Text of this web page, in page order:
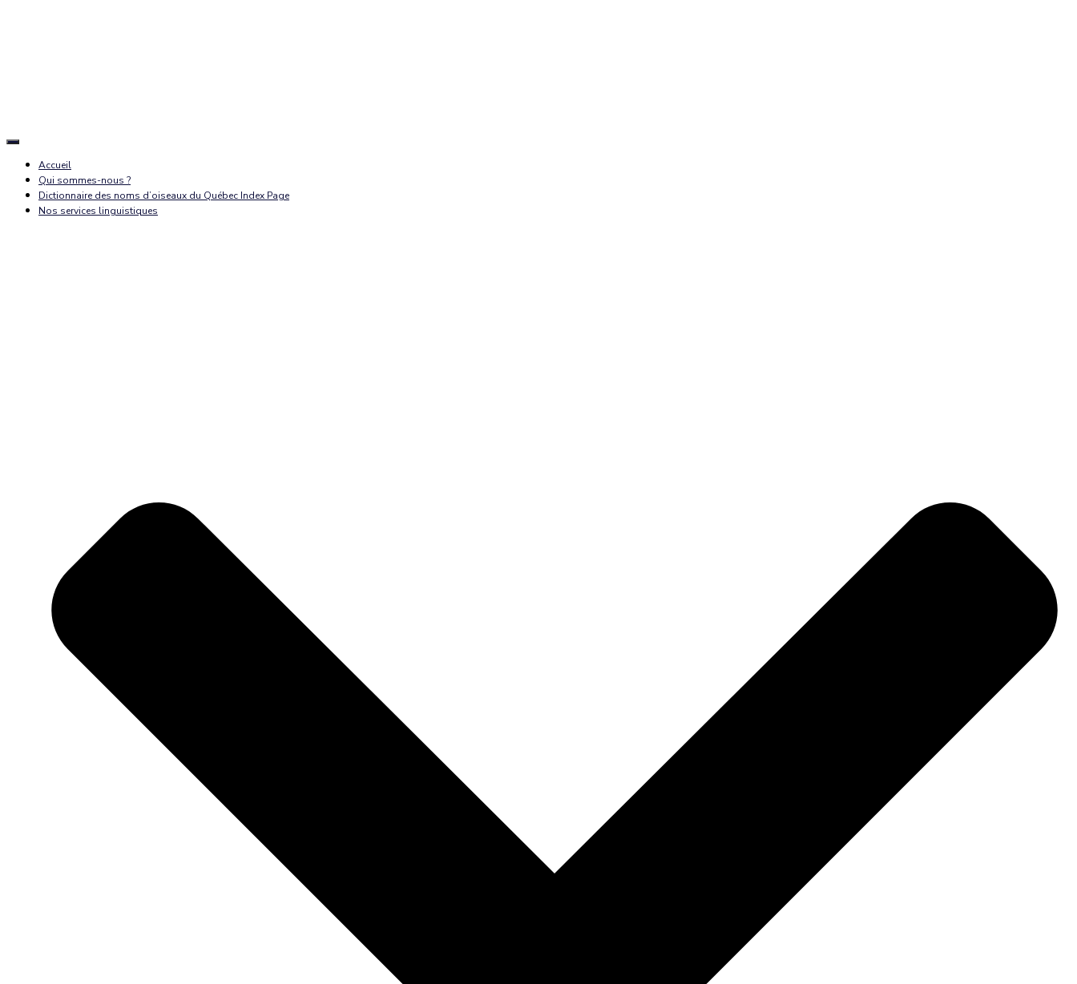
Déplier
navigation
Accueil
Qui sommes-nous ?
Dictionnaire des noms d’oiseaux du Québec Index Page
Nos services linguistiques